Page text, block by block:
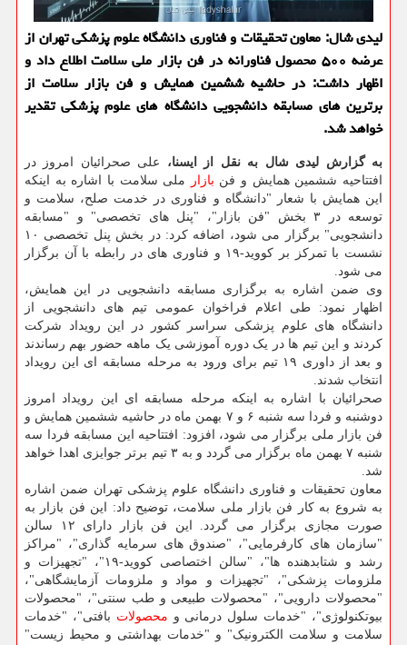
لیدی شال: معاون تحقیقات و فناوری دانشگاه علوم پزشکی تهران از
عرضه ۵۰۰ محصول فناورانه در فن بازار ملی سلامت اطلاع داد و
اظهار داشت: در حاشیه ششمین همایش و فن بازار سلامت از
برترین های مسابقه دانشجویی دانشگاه های علوم پزشکی تقدیر
خواهد شد.
به گزارش لیدی شال به نقل از ایسنا، علی صحرائیان امروز در
افتتاحیه ششمین همایش و فن بازار
ملی سلامت با اشاره به اینکه
این همایش با شعار "دانشگاه و فناوری در خدمت صلح، سلامت و
توسعه در ۳ بخش "فن بازار"، "پنل های تخصصی" و "مسابقه
دانشجویی" برگزار می شود، اضافه کرد: در بخش پنل تخصصی ۱۰
نشست با تمرکز بر کووید-۱۹ و فناوری های در رابطه با آن برگزار
می شود.
وی ضمن اشاره به برگزاری مسابقه دانشجویی در این همایش،
اظهار نمود: طی اعلام فراخوان عمومی تیم های دانشجویی از
دانشگاه های علوم پزشکی سراسر کشور در این رویداد شرکت
کردند و این تیم ها در یک دوره آموزشی یک ماهه حضور بهم رساندند
و بعد از داوری ۱۹ تیم برای ورود به مرحله مسابقه ای این رویداد
انتخاب شدند.
صحرائیان با اشاره به اینکه مرحله مسابقه ای این رویداد امروز
دوشنبه و فردا سه شنبه ۶ و ۷ بهمن ماه در حاشیه ششمین همایش و
فن بازار ملی برگزار می شود، افزود: افتتاحیه این مسابقه فردا سه
شنبه ۷ بهمن ماه برگزار می گردد و به ۳ تیم برتر جوایزی اهدا خواهد
شد.
معاون تحقیقات و فناوری دانشگاه علوم پزشکی تهران ضمن اشاره
به شروع به کار فن بازار ملی سلامت، توضیح داد: این فن بازار به
صورت مجازی برگزار می گردد. این فن بازار دارای ۱۲ سالن
"سازمان های کارفرمایی"، "صندوق های سرمایه گذاری"، "مراکز
رشد و شتابدهنده ها"، "سالن اختصاصی کووید-۱۹"، "تجهیزات و
ملزومات پزشکی"، "تجهیزات و مواد و ملزومات آزمایشگاهی"،
"محصولات دارویی"، "محصولات طبیعی و طب سنتی"، "محصولات
بیوتکنولوژی"، "خدمات سلول درمانی و محصولات بافتی"، "خدمات
سلامت و سلامت الکترونیک" و "خدمات بهداشتی و محیط زیست"